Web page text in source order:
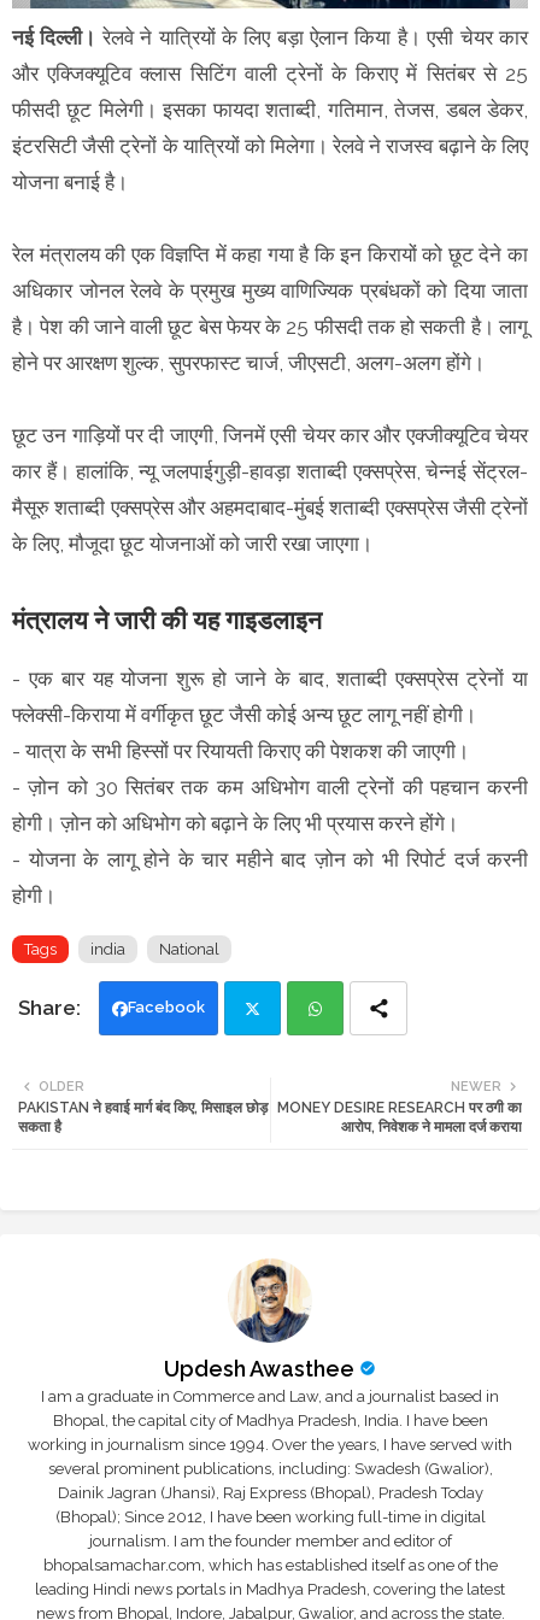
नई दिल्ली। रेलवे ने यात्रियों के लिए बड़ा ऐलान किया है। एसी चेयर कार
और एक्जिक्यूटिव क्लास सिटिंग वाली ट्रेनों के किराए में सितंबर से 25
फीसदी छूट मिलेगी। इसका फायदा शताब्दी, गतिमान, तेजस, डबल डेकर,
इंटरसिटी जैसी ट्रेनों के यात्रियों को मिलेगा। रेलवे ने राजस्व बढ़ाने के लिए
योजना बनाई है।
रेल मंत्रालय की एक विज्ञप्ति में कहा गया है कि इन किरायों को छूट देने का
अधिकार जोनल रेलवे के प्रमुख मुख्य वाणिज्यिक प्रबंधकों को दिया जाता
है। पेश की जाने वाली छूट बेस फेयर के 25 फीसदी तक हो सकती है। लागू
होने पर आरक्षण शुल्क, सुपरफास्ट चार्ज, जीएसटी, अलग-अलग होंगे।
छूट उन गाड़ियों पर दी जाएगी, जिनमें एसी चेयर कार और एक्जीक्यूटिव चेयर
कार हैं। हालांकि, न्यू जलपाईगुड़ी-हावड़ा शताब्दी एक्सप्रेस, चेन्नई सेंट्रल-
मैसूरु शताब्दी एक्सप्रेस और अहमदाबाद-मुंबई शताब्दी एक्सप्रेस जैसी ट्रेनों
के लिए, मौजूदा छूट योजनाओं को जारी रखा जाएगा।
मंत्रालय ने जारी की यह गाइडलाइन
- एक बार यह योजना शुरू हो जाने के बाद, शताब्दी एक्सप्रेस ट्रेनों या
फ्लेक्सी-किराया में वर्गीकृत छूट जैसी कोई अन्य छूट लागू नहीं होगी।
- यात्रा के सभी हिस्सों पर रियायती किराए की पेशकश की जाएगी।
- ज़ोन को 30 सितंबर तक कम अधिभोग वाली ट्रेनों की पहचान करनी
होगी। ज़ोन को अधिभोग को बढ़ाने के लिए भी प्रयास करने होंगे।
- योजना के लागू होने के चार महीने बाद ज़ोन को भी रिपोर्ट दर्ज करनी
होगी।
Tags india National
Facebook
tte ats
NEWER
MONEY DESIRE RESEARCH पर ठगी का
आरोप, निवेशक ने मामला दर्ज कराया
OLDER
PAKISTAN ने हवाई मार्ग बंद किए, मिसाइल छोड़
सकता है
Updesh Awasthee
I am a graduate in Commerce and Law, and a journalist based in
Bhopal, the capital city of Madhya Pradesh, India. I have been
working in journalism since 1994. Over the years, I have served with
several prominent publications, including: Swadesh (Gwalior),
Dainik Jagran (Jhansi), Raj Express (Bhopal), Pradesh Today
(Bhopal); Since 2012, I have been working full-time in digital
journalism. I am the founder member and editor of
bhopalsamachar.com, which has established itself as one of the
leading Hindi news portals in Madhya Pradesh, covering the latest
news from Bhopal, Indore, Jabalpur, Gwalior, and across the state.